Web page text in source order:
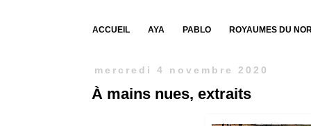
ACCUEIL AYA PABLO ROYAUMES DU
mercredi 4 novembre 2020
À mains nues, extraits